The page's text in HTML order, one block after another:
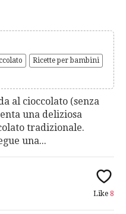
Ricette per bambini
al cioccolato (senza
una deliziosa
tradizionale.
una...
Like 8